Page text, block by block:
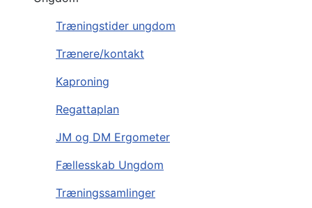
Træningstider ungdom
Trænere/kontakt
Kaproning
Regattaplan
JM og DM Ergometer
Fællesskab Ungdom
Træningssamlinger